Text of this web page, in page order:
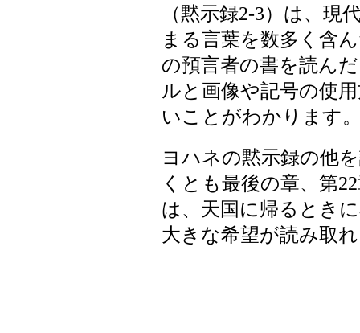
（黙示録2-3）は、
まる言葉を数多く含
の預言者の書を読ん
ルと画像や記号の使
いことがわかります
ヨハネの黙示録の他
くとも最後の章、第
は、天国に帰るとき
大きな希望が読み取